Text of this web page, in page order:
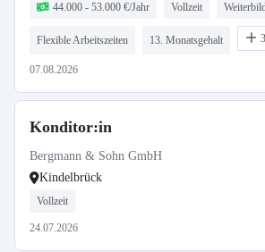
44.000 - 53.000 €/Jahr Vollzeit
Flexible Arbeitszeiten 13. Monatsgehalt 3
07.08.2026
Konditor:in
Bergmann & Sohn GmbH
Kindelbrück
Vollzeit
24.07.2026